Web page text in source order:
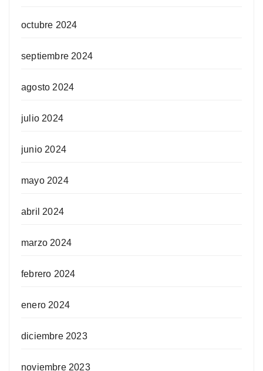
octubre 2024
septiembre 2024
agosto 2024
julio 2024
junio 2024
mayo 2024
abril 2024
marzo 2024
febrero 2024
enero 2024
diciembre 2023
noviembre 2023